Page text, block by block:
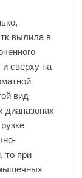
вылила в
сверху на
вид
диапазонах
то при